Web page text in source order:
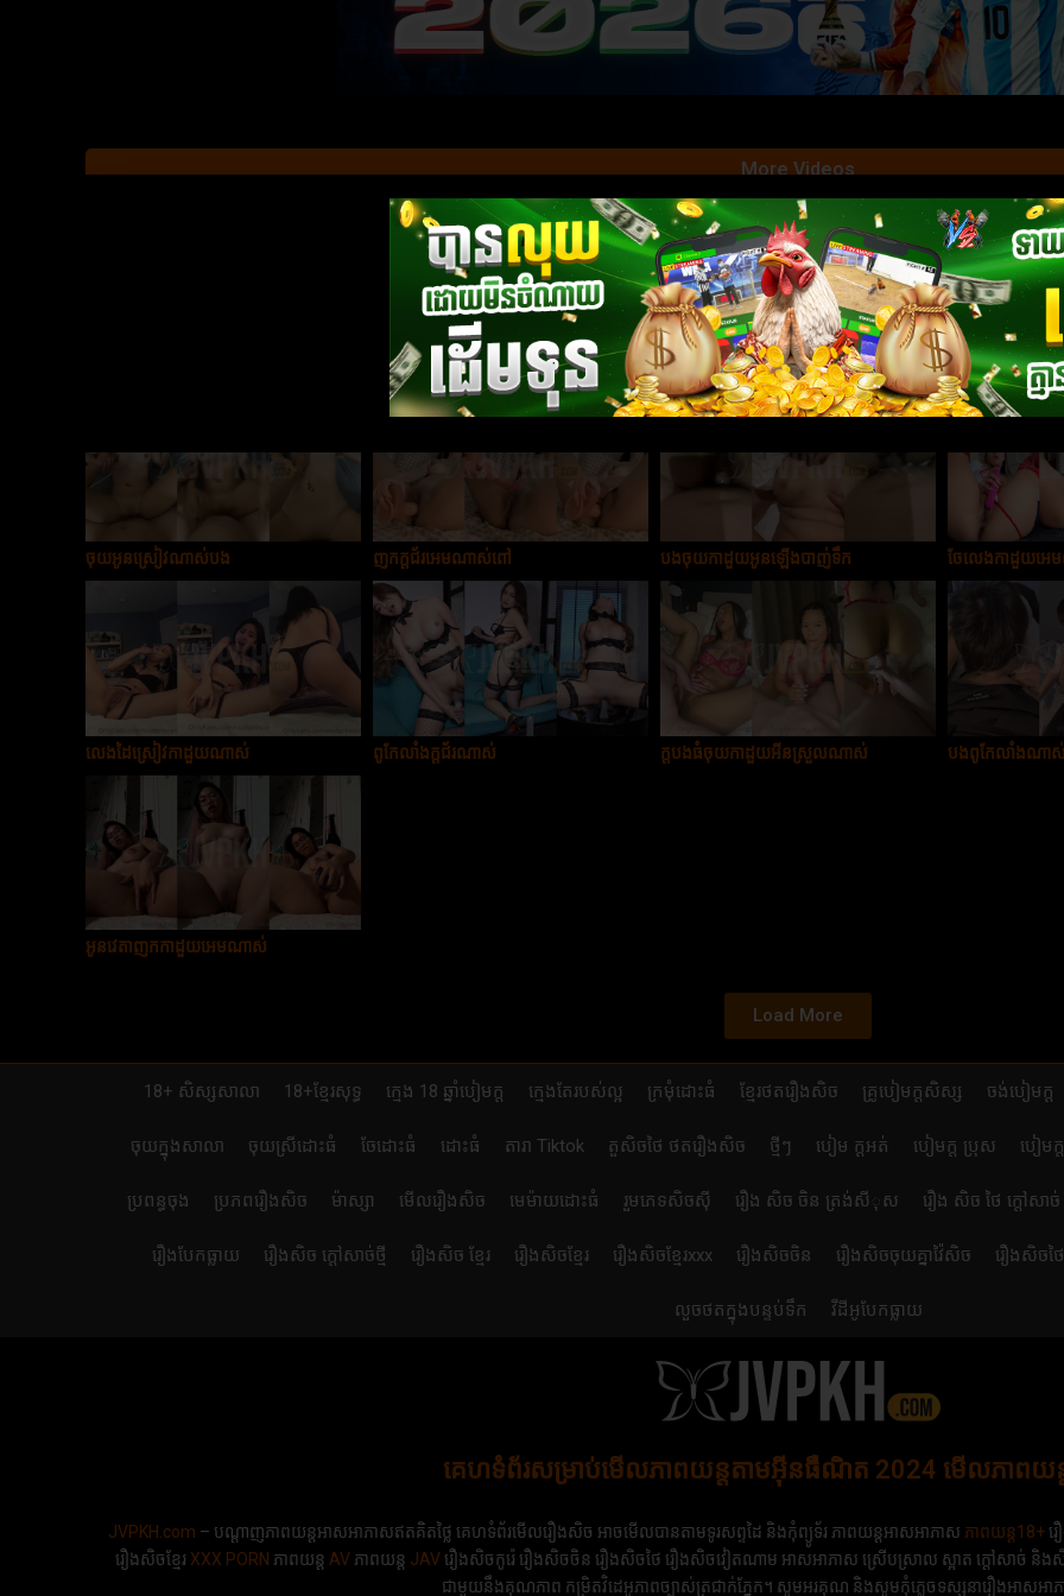
More Videos
អូនវ៣តាសក់ខ្លីពូកែណាស់ បៀមក្ដបងក្នុងឡានអេមណាស់ ញុកកាដួយស្រួល
ចុយអូនស្រៀវណាស់បង ញុកក្ដជ័រអេមណាស់ពៅ បងចុយកាដួយអូនឡើងបាញ់ទឹក ចែលេងកាដួយអ
លេងដៃស្រៀវកាដួយណាស់ ពូកែលាំងក្ដជ័រណាស់ ក្ដបងធំចុយកាដួយអីនស្រួលណាស់ បងពូកែលាំងណា
អូនវេតាញុកកាដួយអេមណាស់
Load More
18+ សិស្សសាលា 18+ខ្មែរសុទ្ធ ក្មេង 18 ឆ្នាំបៀមក្ដ ក្មេងតែរបស់ល្អ ក្រមុំដោះធំ ខ្មែរថតរឿងសិច គ្រូបៀមក្ដសិស្ស ចង់បៀមក្ដ
ចុយក្នុងសាលា ចុយស្រីដោះធំ ចែដោះធំ ដោះធំ តារា Tiktok តួសិចថៃ ថតរឿងសិច ថ្មីៗ បៀម ក្ដអត់ បៀមក្ដ ប្រុស បៀមក្
ប្រពន្ធចុង ប្រភពរឿងសិច ម៉ាស្សា មើលរឿងសិច មេម៉ាយដោះធំ រួមភេទសិចស៊ី រឿង សិច ចិន ត្រង់សីុស រឿង សិច ថៃ ក្តៅសាច់
រឿងបែកធ្លាយ រឿងសិច ក្តៅសាច់ថ្មី រឿងសិច ខ្មែរ រឿងសិចខ្មែរ រឿងសិចខ្មែរxxx រឿងសិចចិន រឿងសិចចុយគ្នាវ៉ៃសិច រឿងសិចថៃ
លួចថតក្នុងបន្ទប់ទឹក វីដីអូបែកធ្លាយ
គេហទំព័រសម្រាប់មើលភាពយន្តតាមអ៊ីនធឺណិត 2024 មើលភាពយន្
JVPKH.com – បណ្ដាញភាពយន្តអាសអាភាសឥតគិតថ្លៃ គេហទំព័រមើលរឿងសិច អាចមើលបានតាមទូរសព្ទដៃ និងកុំព្យូទ័រ ភាពយន្តអាសអាភាស ភាពយន្ត18+​​រ
រឿងសិចខ្មែរ XXX PORN ភាពយន្ត AVភាពយន្ត JAV រឿងសិចកូរ៉េ រឿងសិចចិន​ រឿងសិចថៃ រឿងសិចវៀតណាម អាសអាភាស ស្រើបស្រាល ស្អាត ក្ដៅសាច់ និងសិចស៊ី
ជាមួយនឹងគុណភាព កម្រិតវិដេអូភាពច្បាស់ត្រជាក់ភ្នែក។ សូមអរគុណ និងសូមកុំភ្លេចទស្សនារឿងអាសអ